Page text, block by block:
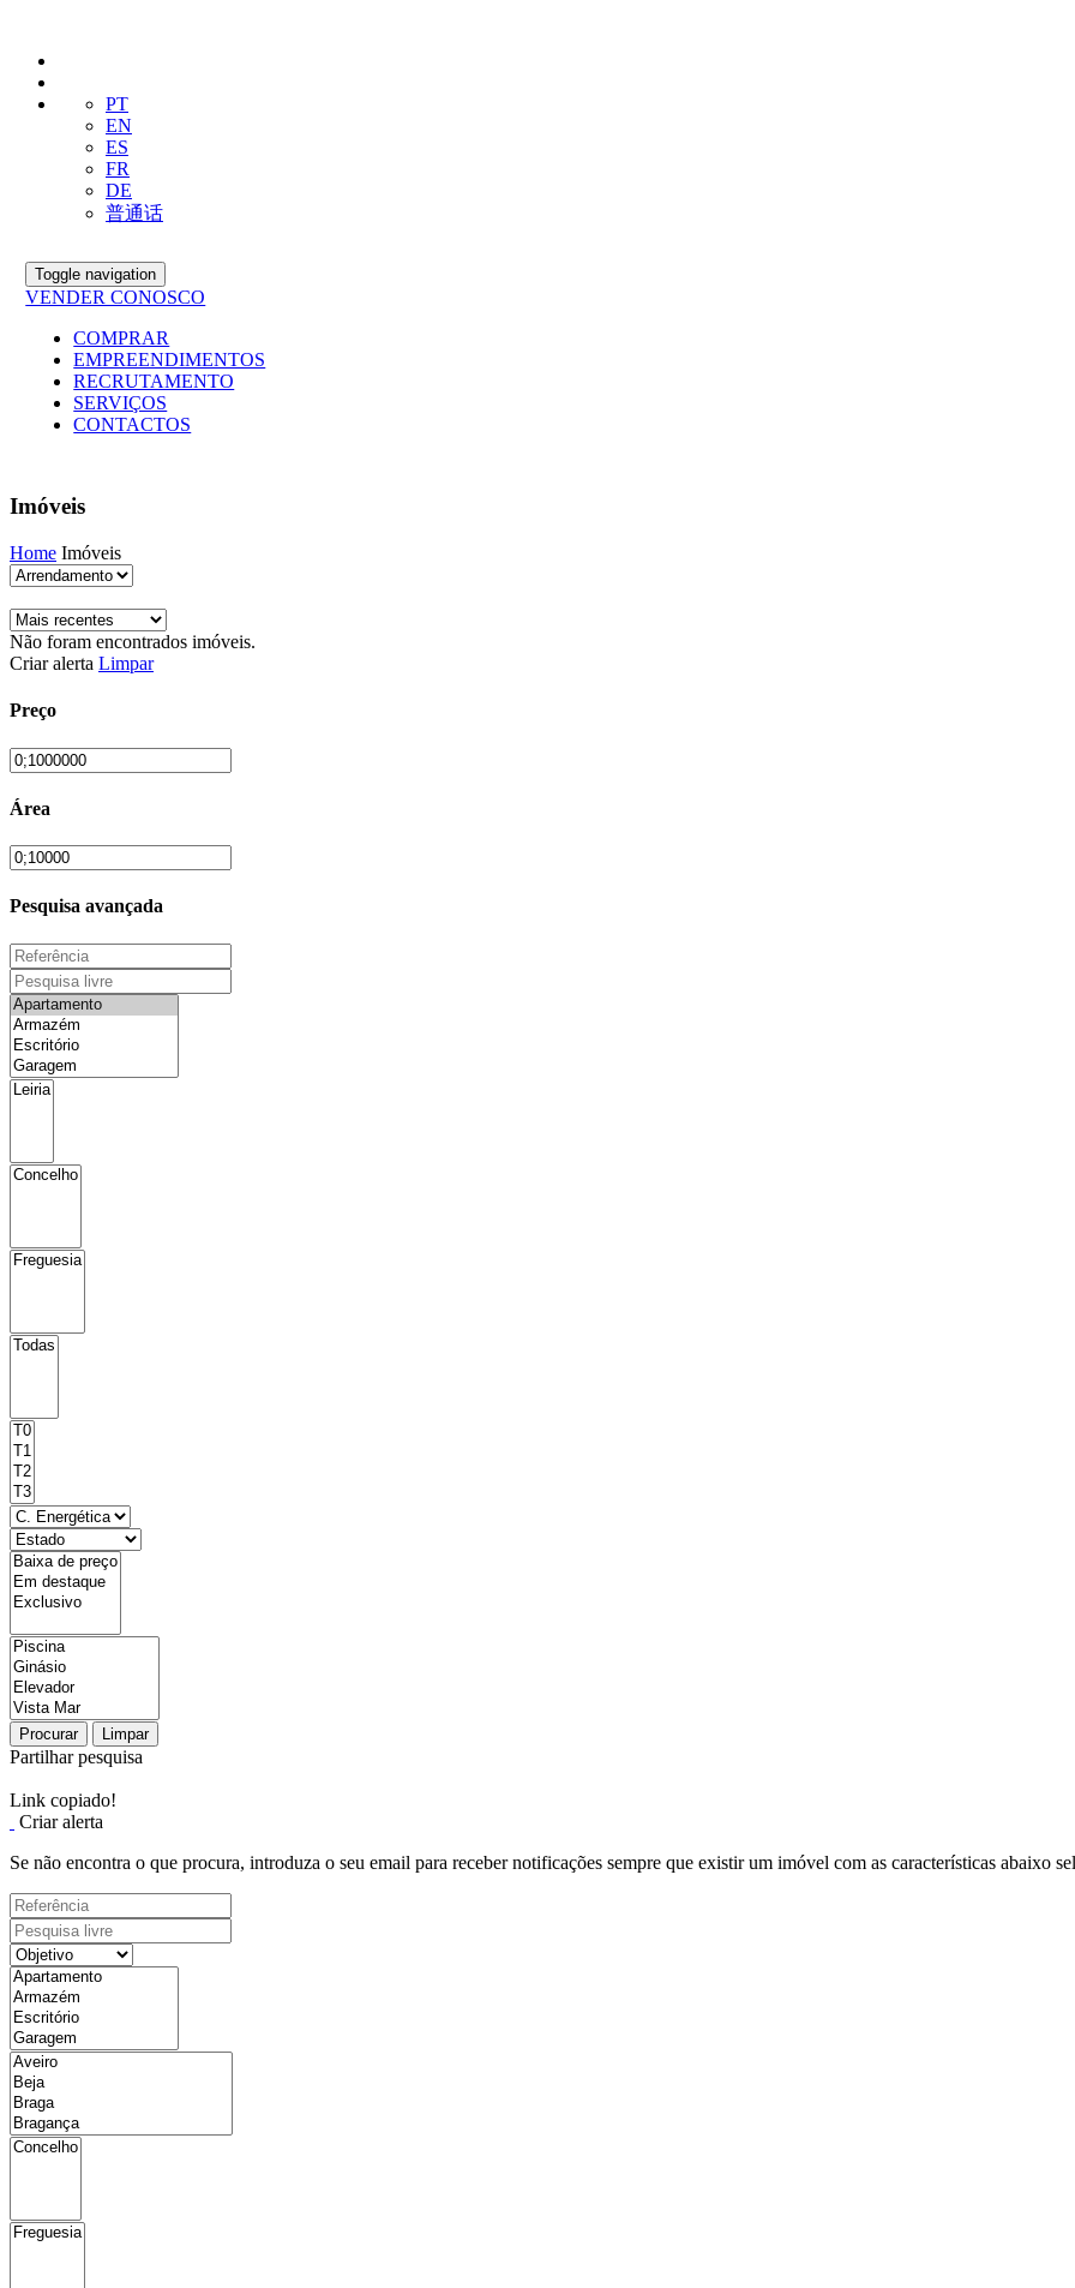
PT
EN
ES
FR
DE
普通话
Toggle navigation
VENDER CONOSCO
COMPRAR
EMPREENDIMENTOS
RECRUTAMENTO
SERVIÇOS
CONTACTOS
Imóveis
Home Imóveis
Não foram encontrados imóveis.
Criar alerta Limpar
Preço
Área
Pesquisa avançada
Procurar Limpar
Partilhar pesquisa
Link copiado!
Criar alerta
Se não encontra o que procura, introduza o seu email para receber notificações sempre que existir um imóvel com as características abaixo